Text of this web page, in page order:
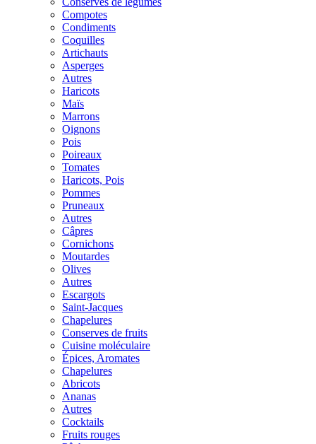
Compotes
Condiments
Coquilles
Artichauts
Asperges
Autres
Haricots
Maïs
Marrons
Oignons
Pois
Poireaux
Tomates
Haricots, Pois
Pommes
Pruneaux
Autres
Câpres
Cornichons
Moutardes
Olives
Autres
Escargots
Saint-Jacques
Chapelures
Conserves de fruits
Cuisine moléculaire
Épices, Aromates
Chapelures
Abricots
Ananas
Autres
Cocktails
Fruits rouges